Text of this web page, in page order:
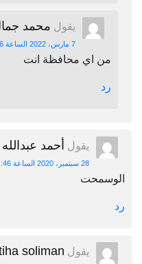
يقول محمد
7 مارس، 2022 الساعة 7:26 م
من اي محافظة انت
رد
يقول أحمد
28 سبتمبر، 2020 الساعة 11:46 م
الوسمحت
رد
يقول soliman